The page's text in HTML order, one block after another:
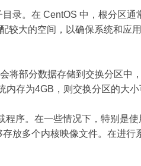
录。在 CentOS 中，根分区通
较大的空间，以确保系统和应
将部分数据存储到交换分区中
存为4GB，则交换分区的大小
程序。在一些情况下，特别是
放多个内核映像文件。在进行